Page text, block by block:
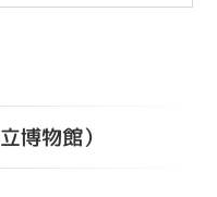
博物館）